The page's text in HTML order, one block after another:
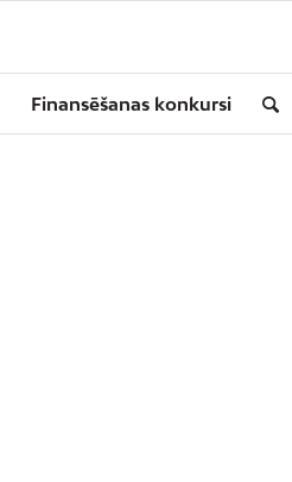
Finansēšanas konkursi